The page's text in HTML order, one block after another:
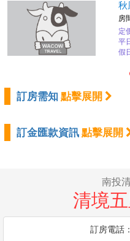
秋
房
定
平
假
訂房需知 點擊展開
訂金匯款資訊 點擊展開
南投
清境
訂房電話